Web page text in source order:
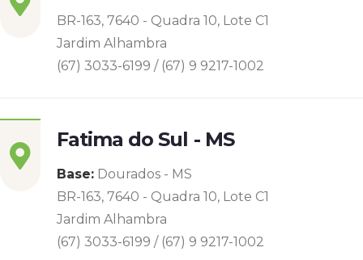
BR-163, 7640 - Quadra 10, Lote C1
Jardim Alhambra
(67) 3033-6199 / (67) 9 9217-1002
Fatima do Sul - MS
Base: Dourados - MS
BR-163, 7640 - Quadra 10, Lote C1
Jardim Alhambra
(67) 3033-6199 / (67) 9 9217-1002